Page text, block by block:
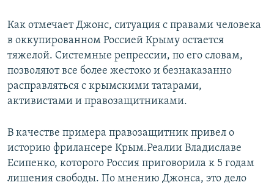
УКРАИНСКАЯ ПРОБЛЕМА КРЫМА
Все сайты RFE/RL
Как отмечает Джонс, ситуация с правами человека
в оккупированном Россией Крыму остается
тяжелой. Системные репрессии, по его словам,
позволяют все более жестоко и безнаказанно
расправляться с крымскими татарами,
активистами и правозащитниками.
В качестве примера правозащитник привел о
историю фрилансере Крым.Реалии Владиславе
Есипенко, которого Россия приговорила к 5 годам
лишения свободы. По мнению Джонса, это дело